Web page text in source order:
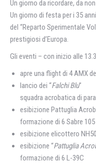
Un giorno da ricordare, da
Un giorno di festa per i 35
del “Reparto Sperimentale
prestigiosi d’Europa.
Gli eventi – con inizio alle
apre una flight di 4 AMX
lancio dei “Falchi Blu”
squadra acrobatica di
esibizione Pattuglia
formazione di 6 Sabre 105
esibizione elicottero
esibizione “Pattuglia
formazione di 6 L-39C